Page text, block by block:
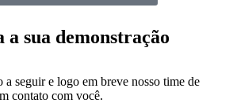
a sua demonstração
a seguir e logo em breve nosso time de
contato com você.